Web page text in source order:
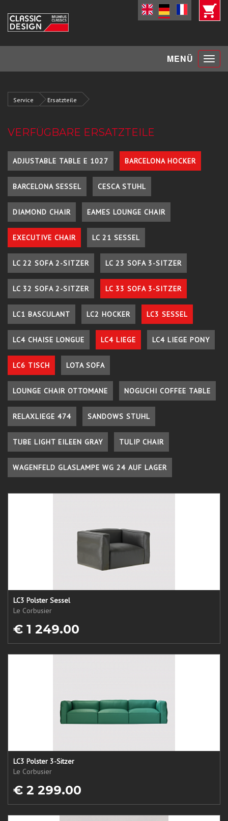
MENÜ Toggle
Service Ersatzteile
VERFÜGBARE ERSATZTEILE
ADJUSTABLE TABLE E 1027 BARCELONA HOCKER
BARCELONA SESSEL CESCA STUHL
DIAMOND CHAIR EAMES LOUNGE CHAIR
EXECUTIVE CHAIR LC 21 SESSEL
LC 22 SOFA 2-SITZER LC 23 SOFA 3-SITZER
LC 32 SOFA 2-SITZER LC 33 SOFA 3-SITZER
LC1 BASCULANT LC2 HOCKER LC3 SESSEL
LC4 CHAISE LONGUE LC4 LIEGE LC4 LIEGE PONY
LC6 TISCH LOTA SOFA
LOUNGE CHAIR OTTOMANE NOGUCHI COFFEE TABLE
RELAXLIEGE 474 SANDOWS STUHL
TUBE LIGHT EILEEN GRAY TULIP CHAIR
WAGENFELD GLASLAMPE WG 24 AUF LAGER
LC3 Polster Sessel
Le Corbusier
€ 1 249.00
LC3 Polster 3-Sitzer
Le Corbusier
€ 2 299.00